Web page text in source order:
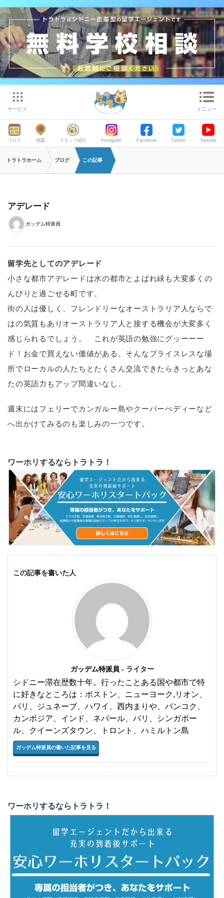
サービス メニュー
ブログ 地図 スタッフ紹介 Instagram Facebook Twitter Youtube
トラトラホーム ブログ この記事
アデレード
ガッデム特派員
留学先としてのアデレード
小さな都市アデレードは水の都市とよばれ緑も大変多くの
んびりと過ごせる町です。
街の人は優しく、フレンドリーなオーストラリア人ならで
はの気質もありオーストラリア人と接する機会が大変多く
感じられるでしょう。 これが英語の勉強にグッーーー
ド！お金で買えない価値がある。そんなプライスレスな場
所でローカルの人たちとたくさん交流できたらきっとあな
たの英語力もアップ間違いなし。
週末にはフェリーでカンガルー島やクーパーぺディーなど
へ出かけてみるのも楽しみの一つです。
ワーホリするならトラトラ！
この記事を書いた人
ガッデム特派員 - ライター
シドニー滞在歴数十年。行ったことある国や都市で特
に好きなところは：ボストン、ニューヨーク,リオン、
パリ、ジュネーブ、ハワイ、西内まりや、バンコク、
カンボジア、インド、ネパール、バリ、シンガポー
ル、クイーンズタウン、トロント、ハミルトン島
ガッデム特派員の書いた記事を見る
ワーホリするならトラトラ！